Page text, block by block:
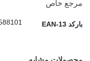
مرجع خاص
بارکد EAN-13